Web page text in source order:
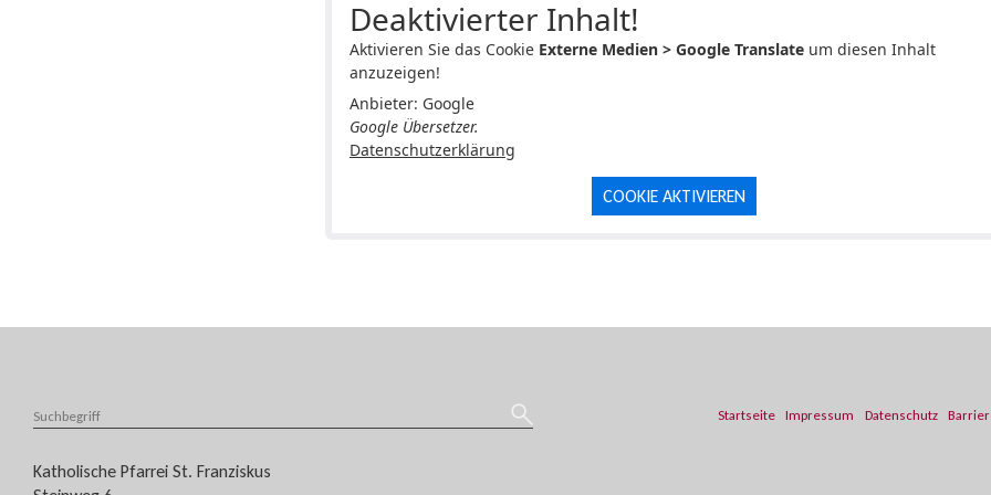
Deaktivierter Inhalt!
Aktivieren Sie das Cookie Externe Medien > Google Translate um diesen Inhalt
anzuzeigen!
Anbieter: Google
Google Übersetzer.
Datenschutzerklärung
COOKIE AKTIVIEREN
Startseite Impressum Datenschutz
​​​​Katholische Pfarrei St. Franziskus